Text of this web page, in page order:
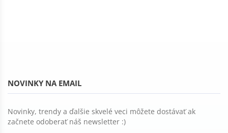
NOVINKY NA EMAIL
Novinky, trendy a ďalšie skvelé veci môžete dostávať ak
začnete odoberať náš newsletter :)